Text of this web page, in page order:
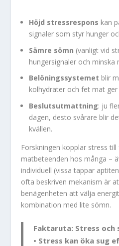
Höjd stressrespons kan
signaler som styr hunger
Sämre sömn (vanligt vid
hungersignaler och minska
Belöningssystemet blir
kolhydrater och fet mat ger
Beslutsutmattning: ju
dagen, desto svårare blir
kvällen.
Forskningen kopplar stress
matbeteenden hos många –
individuell (vissa tappar
ofta beskriven mekanism är
benägenheten att välja
kombination med lite sömn.
Faktaruta: Stress och
• Stress kan öka sug